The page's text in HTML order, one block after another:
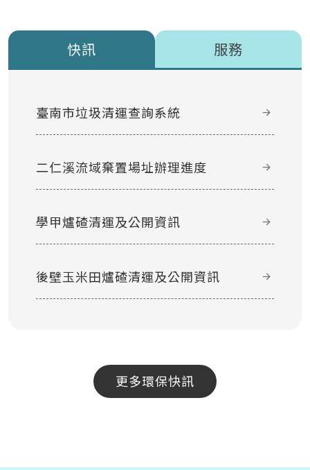
快訊 服務
臺南市垃圾清運查詢系統
二仁溪流域棄置場址辦理進度
學甲爐碴清運及公開資訊
後壁玉米田爐碴清運及公開資訊
更多環保快訊